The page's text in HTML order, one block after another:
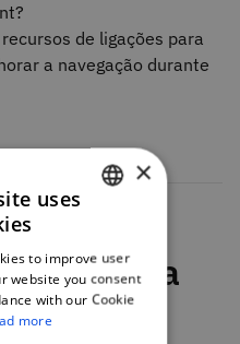
de ligações para
a navegação durante
part of a
ENGLISH
×
uses
to improve user
website you consent
with our Cookie
more